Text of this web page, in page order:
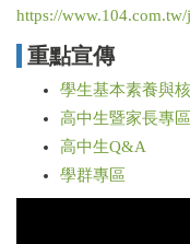
https://
重點宣傳
學生基本素養與
高中生暨家長專區
高中生Q&A
學群專區